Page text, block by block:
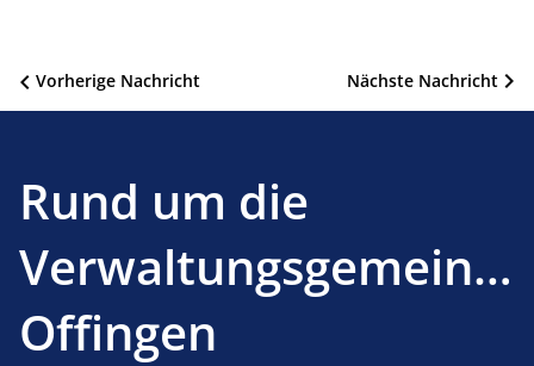
Beitragsnavigation Nächste Nachricht
Vorherige Nachricht
Rund um die
Offingen